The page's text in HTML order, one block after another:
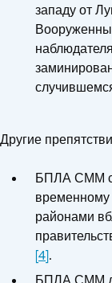
западу от
Другие
БПЛА СММ
временному
районами
[4].